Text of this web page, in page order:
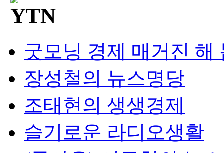
굿모닝 경제 매거진 해
장성철의 뉴스명당
조태현의 생생경제
슬기로운 라디오생활